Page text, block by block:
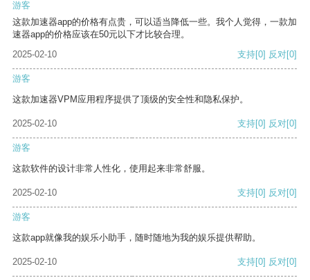
游客
这款加速器app的价格有点贵，可以适当降低一些。我个人觉得，一款加
速器app的价格应该在50元以下才比较合理。
2025-02-10
支持[0] 反对[0]
游客
这款加速器VPM应用程序提供了顶级的安全性和隐私保护。
2025-02-10 支持[0] 反对[0]
游客
这款软件的设计非常人性化，使用起来非常舒服。
2025-02-10 支持[0] 反对[0]
游客
这款app就像我的娱乐小助手，随时随地为我的娱乐提供帮助。
2025-02-10 支持[0] 反对[0]